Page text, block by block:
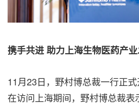
携手共进 助力上海生物医药产
11月23日，野村博总裁一行正式
在访问上海期间， 野村博总裁表